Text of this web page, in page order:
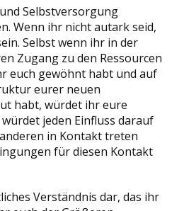
Selbstversorgung
Wenn ihr nicht autark seid,
Selbst wenn ihr in der
Zugang zu den Ressourcen
euch gewöhnt habt und auf
eurer neuen
habt, würdet ihr eure
jeden Einfluss darauf
in Kontakt treten
für diesen Kontakt
Verständnis dar, das ihr